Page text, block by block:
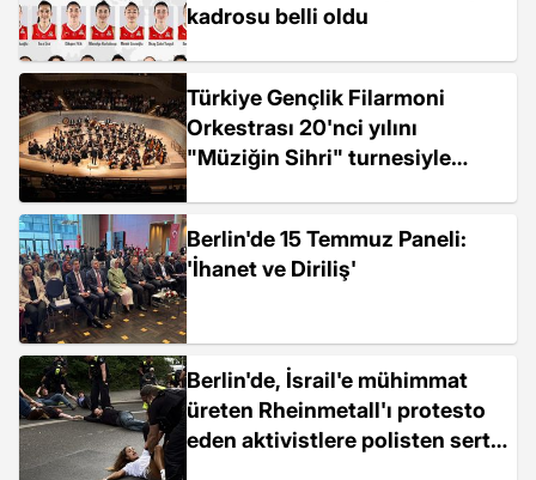
kadrosu belli oldu
Türkiye Gençlik Filarmoni
Orkestrası 20'nci yılını
"Müziğin Sihri" turnesiyle
Berlin'de 15 Temmuz Paneli:
'İhanet ve Diriliş'
Berlin'de, İsrail'e mühimmat
üreten Rheinmetall'ı protesto
eden aktivistlere polisten sert